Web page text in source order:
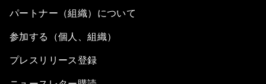
パートナー（組織）について
参加する（個人、組織）
プレスリリース登録